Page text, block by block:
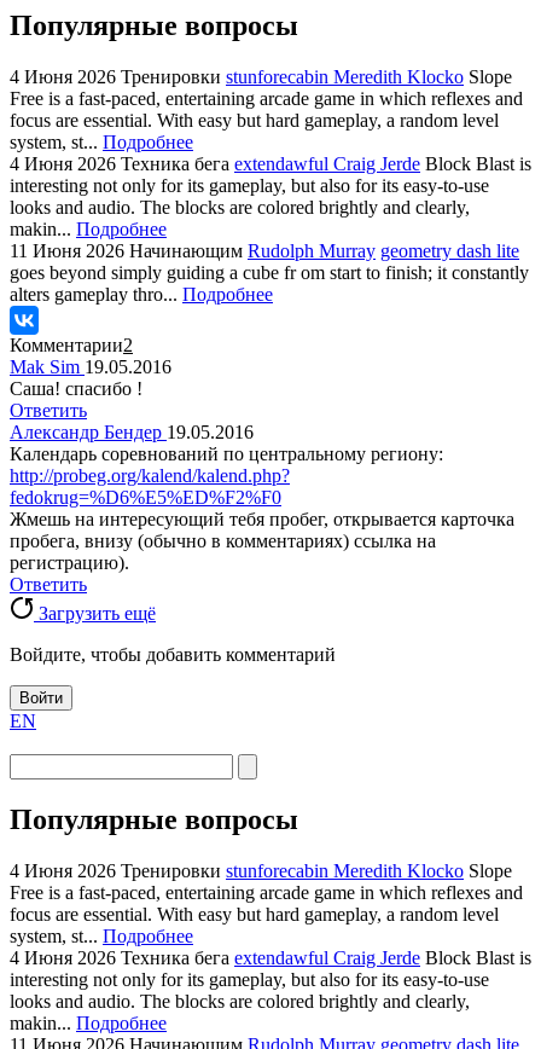
Популярные вопросы
4 Июня 2026 Тренировки stunforecabin Meredith Klocko Slope
Free is a fast-paced, entertaining arcade game in which reflexes and
focus are essential. With easy but hard gameplay, a random level
system, st... Подробнее
4 Июня 2026 Техника бега extendawful Craig Jerde Block Blast is
interesting not only for its gameplay, but also for its easy-to-use
looks and audio. The blocks are colored brightly and clearly,
makin... Подробнее
11 Июня 2026 Начинающим Rudolph Murray geometry dash lite
goes beyond simply guiding a cube fr om start to finish; it constantly
alters gameplay thro... Подробнее
Комментарии2
Mak Sim 19.05.2016
Саша! спасибо !
Ответить
Александр Бендер 19.05.2016
Календарь соревнований по центральному региону:
http://probeg.org/kalend/kalend.php?
fedokrug=%D6%E5%ED%F2%F0
Жмешь на интересующий тебя пробег, открывается карточка
пробега, внизу (обычно в комментариях) ссылка на
регистрацию).
Ответить
Загрузить ещё
Войдите, чтобы добавить комментарий
Войти
EN
Популярные вопросы
4 Июня 2026 Тренировки stunforecabin Meredith Klocko Slope
Free is a fast-paced, entertaining arcade game in which reflexes and
focus are essential. With easy but hard gameplay, a random level
system, st... Подробнее
4 Июня 2026 Техника бега extendawful Craig Jerde Block Blast is
interesting not only for its gameplay, but also for its easy-to-use
looks and audio. The blocks are colored brightly and clearly,
makin... Подробнее
11 Июня 2026 Начинающим Rudolph Murray geometry dash lite